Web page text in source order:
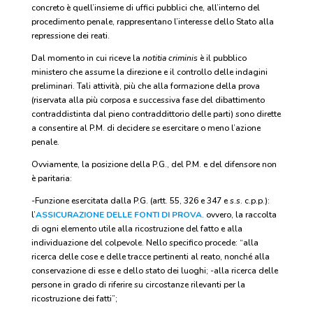
concreto è quell’insieme di uffici pubblici che, all’interno del
procedimento penale, rappresentano l’interesse dello Stato alla
repressione dei reati.
Dal momento in cui riceve la notitia criminisè il pubblico
ministero che assume la direzione e il controllo delle indagini
preliminari. Tali attività, più che alla formazione della prova
(riservata alla più corposa e successiva fase del dibattimento
contraddistinta dal pieno contraddittorio delle parti) sono dirette
a consentire al P.M. di decidere se esercitare o meno l’azione
penale.
Ovviamente, la posizione della P.G., del P.M. e del difensore non
è paritaria:
-Funzione esercitata dalla P.G. (artt. 55, 326 e 347 e s.s. c.p.p.):
l’ASSICURAZIONE DELLE FONTI DI PROVA. ovvero, la raccolta
di ogni elemento utile alla ricostruzione del fatto e alla
individuazione del colpevole. Nello specifico procede: “alla
ricerca delle cose e delle tracce pertinenti al reato, nonché alla
conservazione di esse e dello stato dei luoghi; -alla ricerca delle
persone in grado di riferire su circostanze rilevanti per la
ricostruzione dei fatti”;